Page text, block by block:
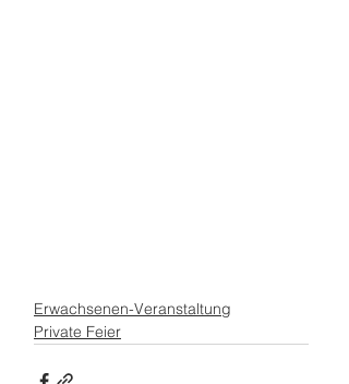
Erwachsenen-Veranstaltung
Private Feier